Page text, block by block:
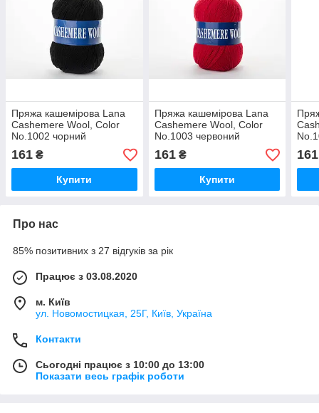
Пряжа кашемірова Lana
Cashemere Wool, Color
No.1002 чорний
161 ₴
Купити
Пряжа кашемірова Lana
Cashemere Wool, Color
No.1003 червоний
161₴
Купити
161
Про нас
85% позитивних з 27 відгуків за рік
Працює з 03.08.2020
м. Київ
ул. Новомостицкая, 25Г, Київ, Україна
Контакти
Сьогодні працює з 10:00 до 13:00
Показати весь графік роботи